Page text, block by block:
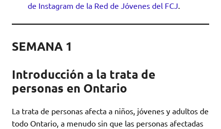
de Instagram de la Red de Jóvenes del FCJ.
SEMANA 1
Introducción a la trata de
personas en Ontario
La trata de personas afecta a niños, jóvenes y adultos de
todo Ontario, a menudo sin que las personas afectadas